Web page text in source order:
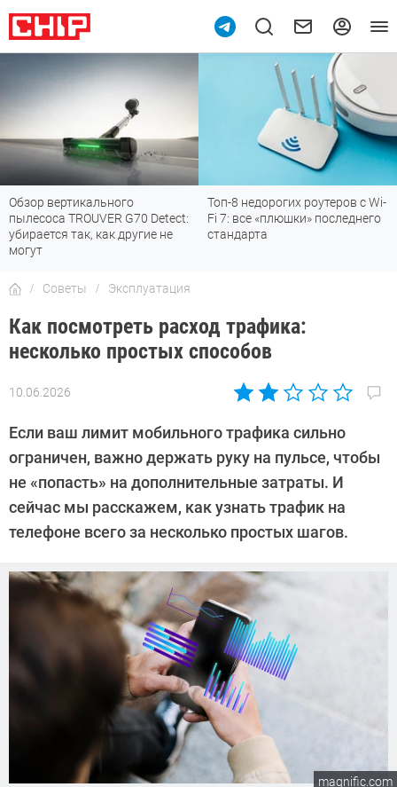
Топ-8 недорогих роутеров с Wi-
Fi 7: все «плюшки» последнего
стандарта
7 мессенджеров, которые
отлично работают в России
Советы Эксплуатация
Как посмотреть расход трафика:
несколько простых способов
10.06.2026
Автор:
Иванов
Если ваш лимит мобильного трафика сильно
ограничен, важно держать руку на пульсе, чтобы
не «попасть» на дополнительные затраты. И
сейчас мы расскажем, как узнать трафик на
телефоне всего за несколько простых шагов.
magnific.com